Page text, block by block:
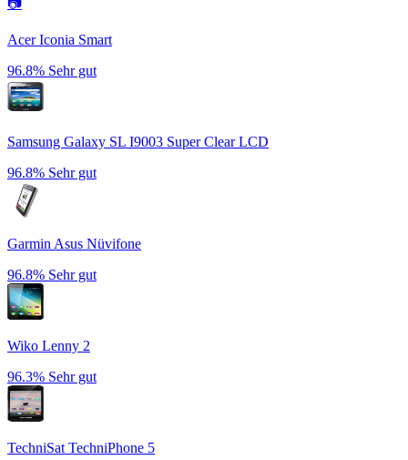
Acer Iconia Smart
96.8% Sehr gut
Samsung Galaxy SL I9003 Super Clear LCD
96.8% Sehr gut
Garmin Asus Nüvifone
96.8% Sehr gut
Wiko Lenny 2
96.3% Sehr gut
TechniSat TechniPhone 5